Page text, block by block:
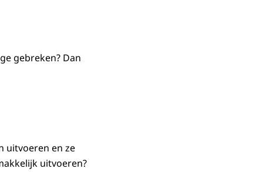
gebreken? Dan
uitvoeren en ze
uitvoeren?